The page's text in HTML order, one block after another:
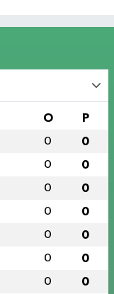
O P
0 0
0 0
0 0
0 0
0 0
0 0
0 0